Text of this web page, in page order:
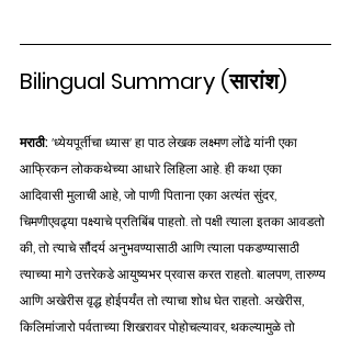
Bilingual Summary (सारांश)
मराठी: 'ध्येयपूर्तीचा ध्यास' हा पाठ लेखक लक्ष्मण लोंढे यांनी एका
आफ्रिकन लोककथेच्या आधारे लिहिला आहे. ही कथा एका
आदिवासी मुलाची आहे, जो पाणी पिताना एका अत्यंत सुंदर,
चिमणीएवढ्या पक्ष्याचे प्रतिबिंब पाहतो. तो पक्षी त्याला इतका आवडतो
की, तो त्याचे सौंदर्य अनुभवण्यासाठी आणि त्याला पकडण्यासाठी
त्याच्या मागे उत्तरेकडे आयुष्यभर प्रवास करत राहतो. बालपण, तारुण्य
आणि अखेरीस वृद्ध होईपर्यंत तो त्याचा शोध घेत राहतो. अखेरीस,
किलिमांजारो पर्वताच्या शिखरावर पोहोचल्यावर, थकल्यामुळे तो